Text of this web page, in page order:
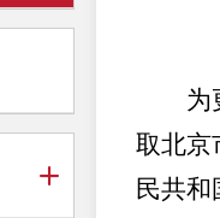
为更
取北京
民共和